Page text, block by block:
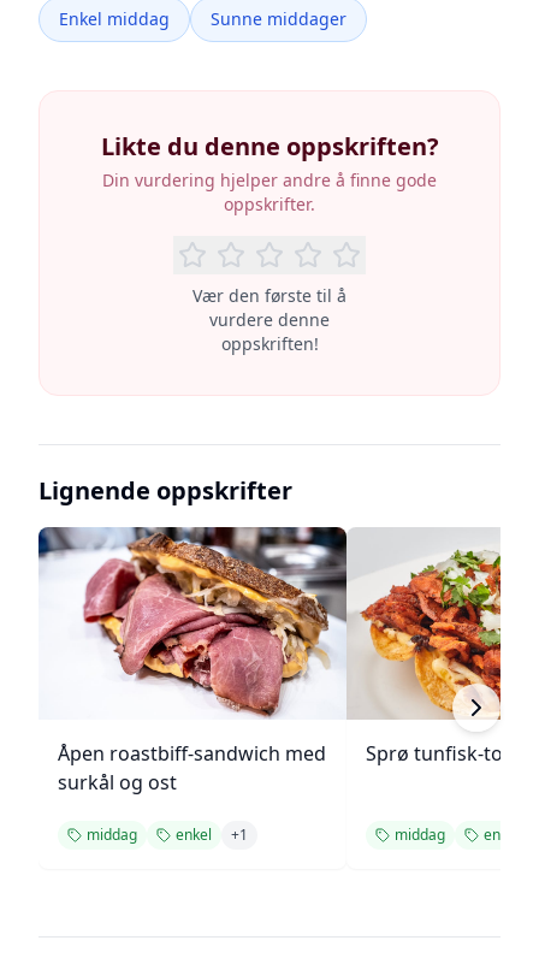
Enkel middag
Sunne middager
Likte du denne oppskriften?
Din vurdering hjelper andre å finne gode
oppskrifter.
Vær den første til å
vurdere denne
oppskriften!
Lignende oppskrifter
Åpen roastbiff-sandwich med
surkål og ost
middag enkel +1
Sprø tunfisk-
middag enkel